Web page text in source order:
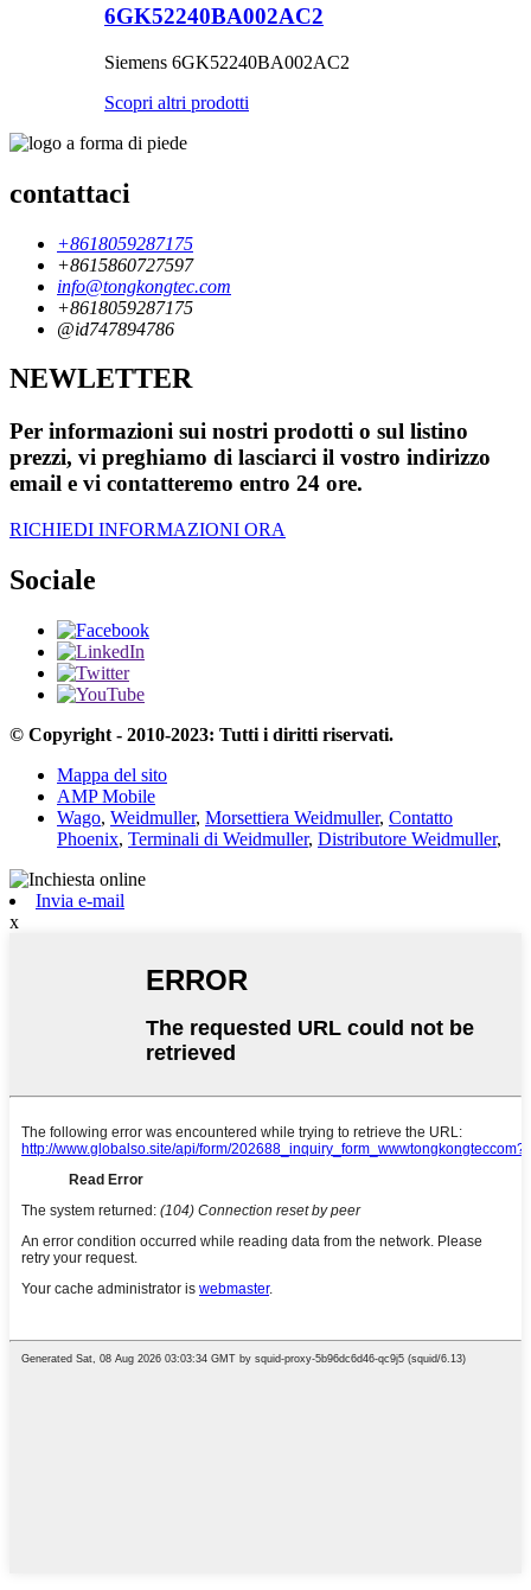
6GK52240BA002AC2
Siemens 6GK52240BA002AC2
Scopri altri prodotti
contattaci
+8618059287175
+8615860727597
info@tongkongtec.com
+8618059287175
@id747894786
NEWLETTER
Per informazioni sui nostri prodotti o sul listino
prezzi, vi preghiamo di lasciarci il vostro indirizzo
email e vi contatteremo entro 24 ore.
RICHIEDI INFORMAZIONI ORA
Sociale
© Copyright - 2010-2023: Tutti i diritti riservati.
Mappa del sito
AMP Mobile
Wago, Weidmuller, Morsettiera Weidmuller, Contatto
Phoenix, Terminali di Weidmuller, Distributore Weidmuller,
Invia e-mail
x